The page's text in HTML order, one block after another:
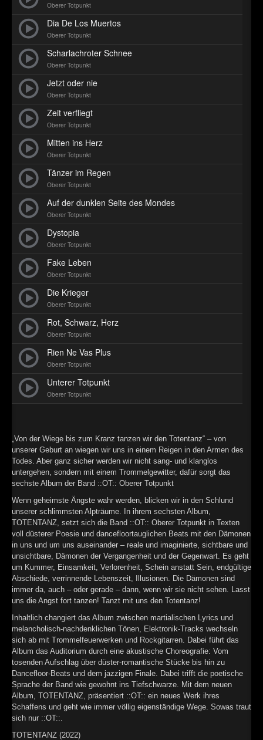
►
►
►
►
►
►
►
►
►
►
Oberer Totpunkt
Dia De Los Muertos
Oberer Totpunkt
Scharlachroter Schnee
Oberer Totpunkt
Jetzt oder nie
Oberer Totpunkt
Zeit verfliegt
Oberer Totpunkt
Mitten ins Herz
Oberer Totpunkt
Tänzer im Regen
Oberer Totpunkt
Auf der dunklen Seite des Mondes
Oberer Totpunkt
Dystopia
Oberer Totpunkt
Fake Leben
Oberer Totpunkt
Die Krieger
Oberer Totpunkt
Rot, Schwarz, Herz
Oberer Totpunkt
Rien Ne Vas Plus
Oberer Totpunkt
Unterer Totpunkt
Oberer Totpunkt
„Von der Wiege bis zum Kranz tanzen wir den Totentanz“ – von
unserer Geburt an wiegen wir uns in einem Reigen in den Armen des
Todes. Aber ganz sicher werden wir nicht sang- und klanglos
untergehen, sondern mit einem Trommelgewitter, dafür sorgt das
sechste Album der Band ::OT:: Oberer Totpunkt
Wenn geheimste Ängste wahr werden, blicken wir in den Schlund
unserer schlimmsten Alpträume. In ihrem sechsten Album,
TOTENTANZ, setzt sich die Band ::OT:: Oberer Totpunkt in Texten
voll düsterer Poesie und dancefloortauglichen Beats mit den Dämonen
in uns und um uns auseinander – reale und imaginierte, sichtbare und
unsichtbare, Dämonen der Vergangenheit und der Gegenwart. Es geht
um Kummer, Einsamkeit, Verlorenheit, Schein anstatt Sein, endgültige
Abschiede, verrinnende Lebenszeit, Illusionen. Die Dämonen sind
immer da, auch – oder gerade – dann, wenn wir sie nicht sehen. Lasst
uns die Angst fort tanzen! Tanzt mit uns den Totentanz!
Inhaltlich changiert das Album zwischen martialischen Lyrics und
melancholisch-nachdenklichen Tönen, Elektronik-Tracks wechseln
sich ab mit Trommelfeuerwerken und Rockgitarren. Dabei führt das
Album das Auditorium durch eine akustische Choreografie: Vom
tosenden Aufschlag über düster-romantische Stücke bis hin zu
Dancefloor-Beats und dem jazzigen Finale. Dabei trifft die poetische
Sprache der Band wie gewohnt ins Tiefschwarze. Mit dem neuen
Album, TOTENTANZ, präsentiert ::OT:: ein neues Werk ihres
Schaffens und geht wie immer völlig eigenständige Wege. Sowas traut
sich nur ::OT::.
TOTENTANZ (2022)